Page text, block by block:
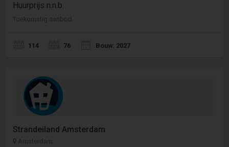
Huurprijs n.n.b.
Toekomstig aanbod
114 76 Bouw: 2027
Strandeiland Amsterdam
Amsterdam